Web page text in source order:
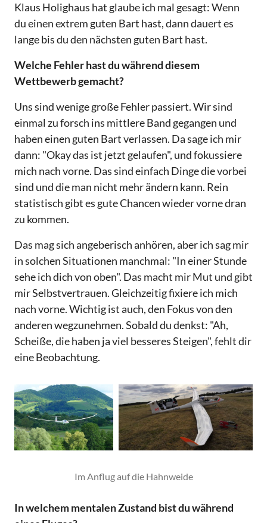
Klaus Holighaus hat glaube ich mal gesagt: Wenn
du einen extrem guten Bart hast, dann dauert es
lange bis du den nächsten guten Bart hast.
Welche Fehler hast du während diesem
Wettbewerb gemacht?
Uns sind wenige große Fehler passiert. Wir sind
einmal zu forsch ins mittlere Band gegangen und
haben einen guten Bart verlassen. Da sage ich mir
dann: "Okay das ist jetzt gelaufen", und fokussiere
mich nach vorne. Das sind einfach Dinge die vorbei
sind und die man nicht mehr ändern kann. Rein
statistisch gibt es gute Chancen wieder vorne dran
zu kommen.
Das mag sich angeberisch anhören, aber ich sag mir
in solchen Situationen manchmal: "In einer Stunde
sehe ich dich von oben". Das macht mir Mut und gibt
mir Selbstvertrauen. Gleichzeitig fixiere ich mich
nach vorne. Wichtig ist auch, den Fokus von den
anderen wegzunehmen. Sobald du denkst: "Ah,
Scheiße, die haben ja viel besseres Steigen", fehlt dir
eine Beobachtung.
Im Anflug auf die Hahnweide
In welchem mentalen Zustand bist du während